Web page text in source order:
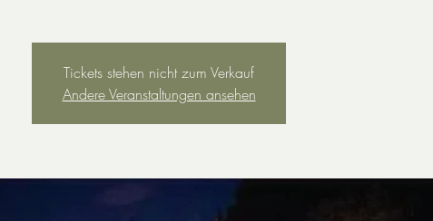
Tickets stehen nicht zum Verkauf
Andere Veranstaltungen ansehen